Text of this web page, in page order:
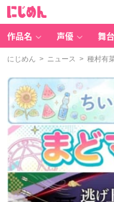
作品名 声優 舞
にじめん > ニュース > 種村有